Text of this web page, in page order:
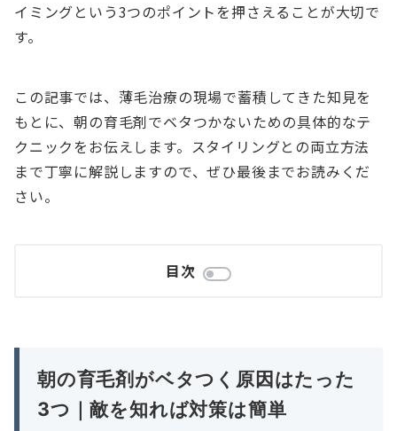
イミングという3つのポイントを押さえることが大切で
す。
この記事では、薄毛治療の現場で蓄積してきた知見を
もとに、朝の育毛剤でベタつかないための具体的なテ
クニックをお伝えします。スタイリングとの両立方法
まで丁寧に解説しますので、ぜひ最後までお読みくだ
さい。
目次
朝の育毛剤がベタつく原因はたった
3つ｜敵を知れば対策は簡単